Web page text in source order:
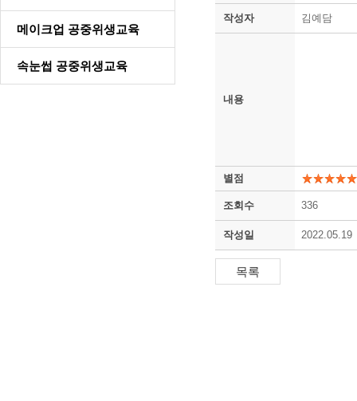
메이크업 공중위생교육
속눈썹 공중위생교육
작성자 김예담
내용
별점
조회수 336
작성일 2022.05.19